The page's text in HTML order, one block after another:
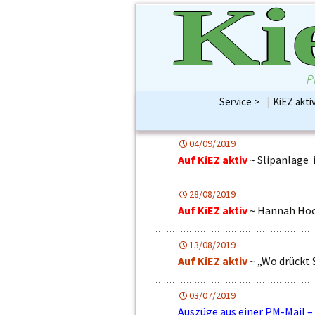
Service >
|
Preise & Größen für
Werbung Ihrer
Aufmerksamkeits-
KiEZ
04/09/2019
Auf KiEZ aktiv~ Slipanlage
28/08/2019
Auf KiEZ aktiv~ Hannah
13/08/2019
Auf KiEZ aktiv~ „Wo drückt
03/07/2019
Auszüge aus einer PM-Mail –